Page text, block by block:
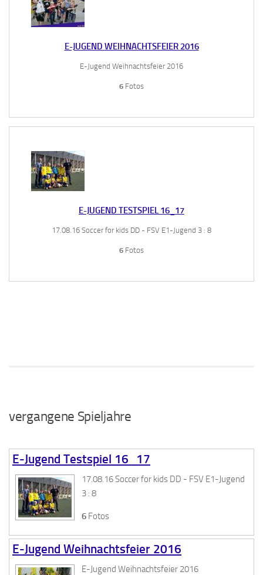
E-JUGEND WEIHNACHTSFEIER 2016
E-Jugend Weihnachtsfeier 2016
6 Fotos
E-JUGEND TESTSPIEL 16_17
17.08.16 Soccer for kids DD - FSV E1-Jugend 3 : 8
6 Fotos
vergangene Spieljahre
E-Jugend Testspiel 16_17
17.08.16 Soccer for kids DD - FSV E1-Jugend
3 : 8
6 Fotos
E-Jugend Weihnachtsfeier 2016
E-Jugend Weihnachtsfeier 2016